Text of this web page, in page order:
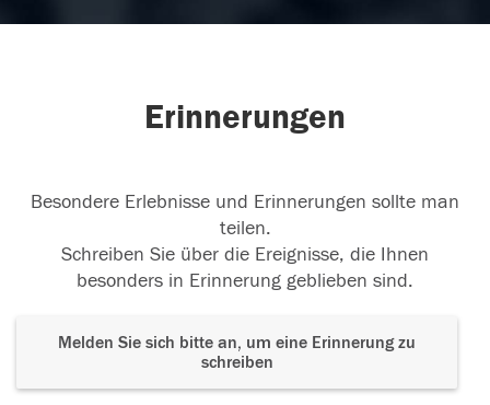
Erinnerungen
Besondere Erlebnisse und Erinnerungen sollte man
teilen.
Schreiben Sie über die Ereignisse, die Ihnen
besonders in Erinnerung geblieben sind.
Melden Sie sich bitte an, um eine Erinnerung zu
schreiben